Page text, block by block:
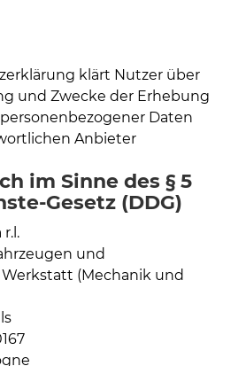
klärt Nutzer über
und Zwecke der Erhebung
Daten
Anbieter
im Sinne des § 5
Gesetz (DDG)
r.l.
und
(Mechanik und